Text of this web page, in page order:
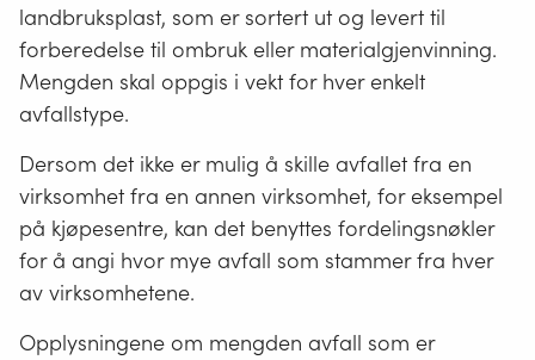
landbruksplast, som er sortert ut og levert til
forberedelse til ombruk eller materialgjenvinning.
Mengden skal oppgis i vekt for hver enkelt
avfallstype.
Dersom det ikke er mulig å skille avfallet fra en
virksomhet fra en annen virksomhet, for eksempel
på kjøpesentre, kan det benyttes fordelingsnøkler
for å angi hvor mye avfall som stammer fra hver
av virksomhetene.
Opplysningene om mengden avfall som er